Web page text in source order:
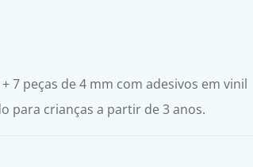
+ 7 peças de 4 mm com adesivos em vinil
para crianças a partir de 3 anos.